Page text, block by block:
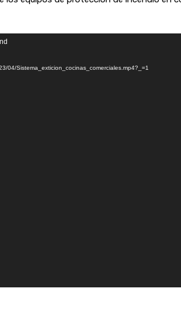
04/Sistema_exticion_cocinas_comerciales.mp4?_=1